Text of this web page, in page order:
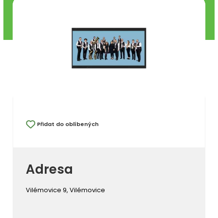
Přidat do oblíbených
Adresa
Vilémovice 9, Vilémovice